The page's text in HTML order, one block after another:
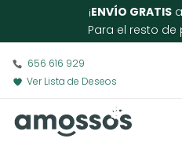
¡ENVÍO GRATIS
Para el resto de
656 616 929
Ver Lista de Deseos